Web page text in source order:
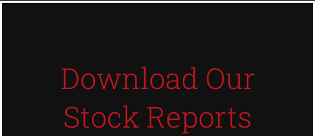
Download Our
Stock Reports